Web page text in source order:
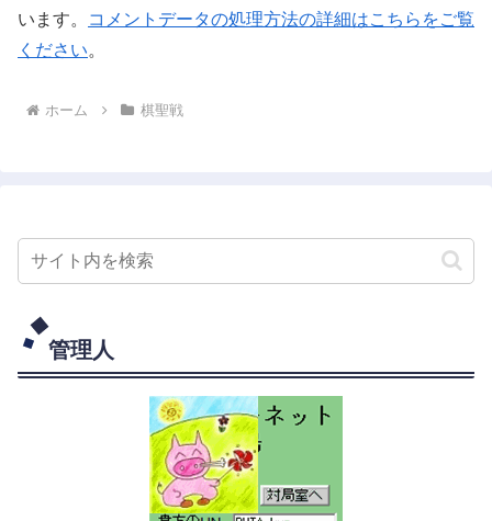
います。
コメントデータの処理方法の詳細はこちらをご覧
ください。
ホーム 棋聖戦
管理人